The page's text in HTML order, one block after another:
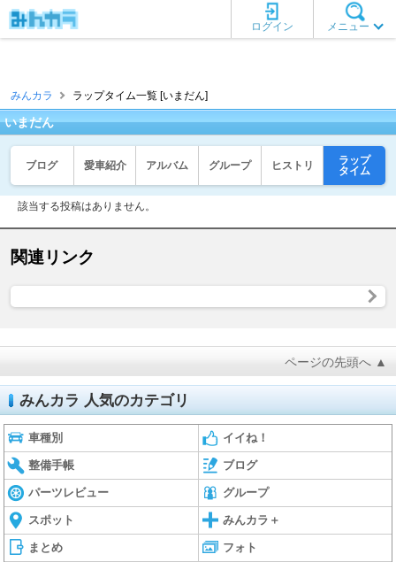
メニュー
ログイン
みんカラ ラップタイム一覧 [いまだん]
いまだん
ブログ 愛車紹介 アルバム グループ ヒストリ
ラップ
タイム
該当する投稿はありません。
関連リンク
ページの先頭へ ▲
みんカラ 人気のカテゴリ
車種別 イイね！
整備手帳 ブログ
パーツレビュー グループ
スポット みんカラ＋
まとめ フォト